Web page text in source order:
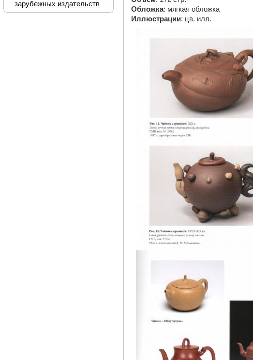
Обложка: мягкая обложка
Иллюстрации: цв. илл.
зарубежных издательств